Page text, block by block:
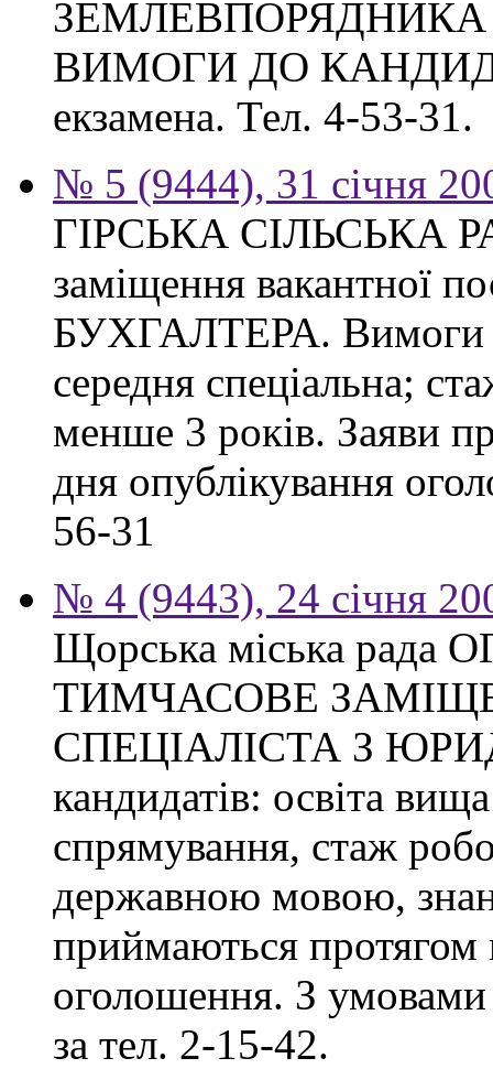
ЗЕМЛЕВПОРЯДНИКА
ВИМОГИ ДО
екзамена. Тел. 4-53-31.
№ 5 (9444), 31 січня
ГІРСЬКА СІЛЬСЬКА
заміщення вакантної
БУХГАЛТЕРА. Вимоги
середня спеціальна;
менше 3 років. Заяви
дня опублікування
56-31
№ 4 (9443), 24 січня
Щорська міська
ТИМЧАСОВЕ
СПЕЦІАЛІСТА З
кандидатів: освіта
спрямування, стаж
державною мовою,
приймаються протягом
оголошення. З
за тел. 2-15-42.